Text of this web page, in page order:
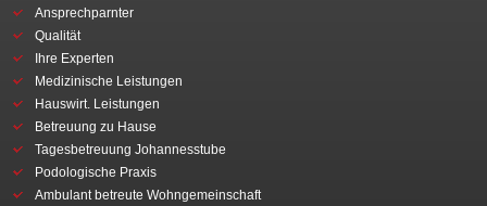
Ansprechparnter
Qualität
Ihre Experten
Medizinische Leistungen
Hauswirt. Leistungen
Betreuung zu Hause
Tagesbetreuung Johannesstube
Podologische Praxis
Ambulant betreute Wohngemeinschaft